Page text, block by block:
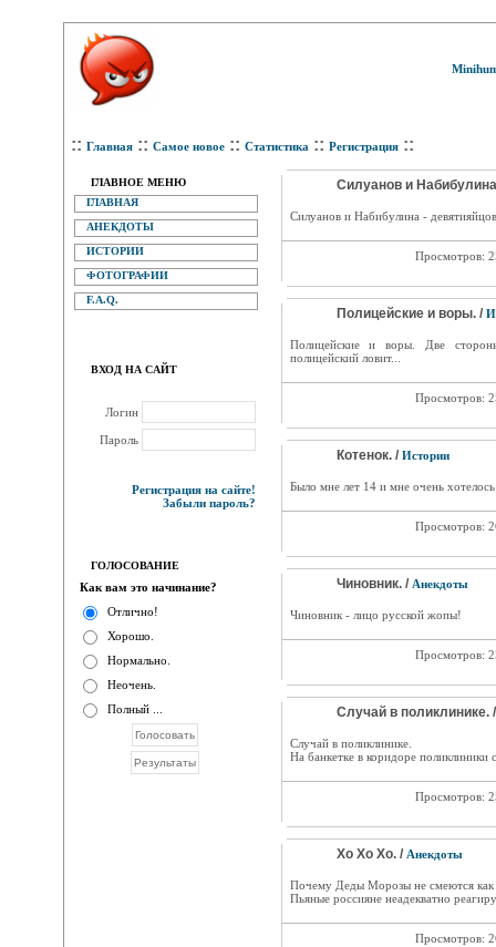
:: Главная :: Самое новое :: Статистика :: Регистрация ::
ГЛАВНОЕ МЕНЮ
ГЛАВНАЯ
АНЕКДОТЫ
ИСТОРИИ
ФОТОГРАФИИ
F.A.Q.
ВХОД НА САЙТ
Логин
Пароль
Регистрация на сайте!
Забыли пароль?
ГОЛОСОВАНИЕ
Как вам это начинание?
Отлично!
Хорошо.
Нормально.
Неочень.
Полный ...
Силуанов и
Силуанов и Набибулина -
Просмотров:
Полицейские и воры. /
Полицейские и воры. Две
полицейский ловит...
Просмотров:
Котенок. / Истории
Было мне лет 14 и мне очень
Просмотров:
Чиновник. / Анекдоты
Чиновник - лицо русской жопы!
Просмотров:
Случай в поликлинике.
Случай в поликлинике.
На банкетке в коридоре поликлиники
Просмотров:
Хо Хо Хо. / Анекдоты
Почему Деды Морозы не смеются
Пьяные россияне неадекватно
Просмотров: